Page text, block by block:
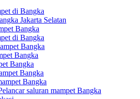
di Bangka
Jakarta Selatan
Bangka
di Bangka
Bangka
Bangka
Bangka
Bangka
Bangka
saluran mampet Bangka